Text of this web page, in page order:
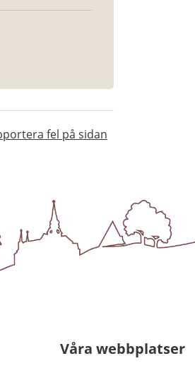
fel på sidan
Våra webbplatser